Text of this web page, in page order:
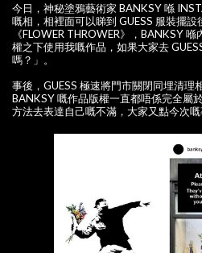
今日，神秘塗鴉藝術家 BANKSY 喺
嘅相，相裡面可以睇到 GUESS 服裝擺
《FLOWER THROWER》，BANKSY
權之下使用我嘅作品，如果大家去
嗎？」。
事後，GUESS 極速將門市關閉同埋清理
BANKSY 嘅作品版權一直都唔係完全屬
方法去表達自己嘅不滿，大家又點今次嘅